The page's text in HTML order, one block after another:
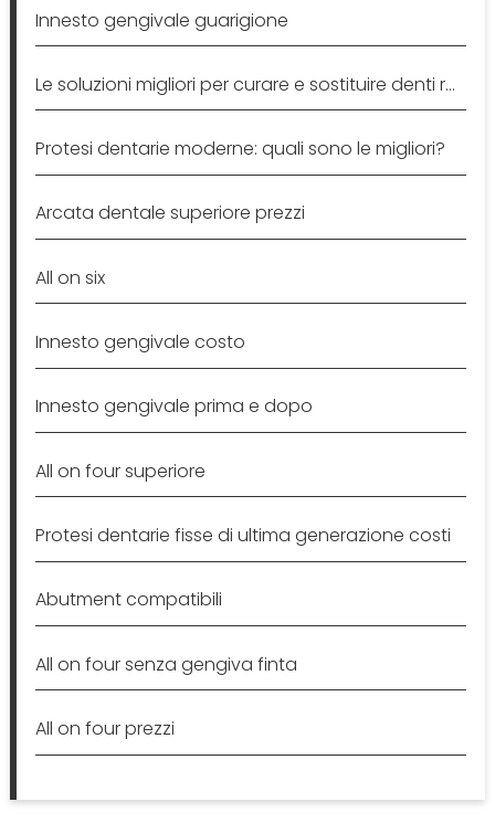
Innesto gengivale guarigione
Le soluzioni migliori per curare e sostituire denti rotti e
Protesi dentarie moderne: quali sono le migliori?
Arcata dentale superiore prezzi
All on six
Innesto gengivale costo
Innesto gengivale prima e dopo
All on four superiore
Protesi dentarie fisse di ultima generazione costi
Abutment compatibili
All on four senza gengiva finta
All on four prezzi